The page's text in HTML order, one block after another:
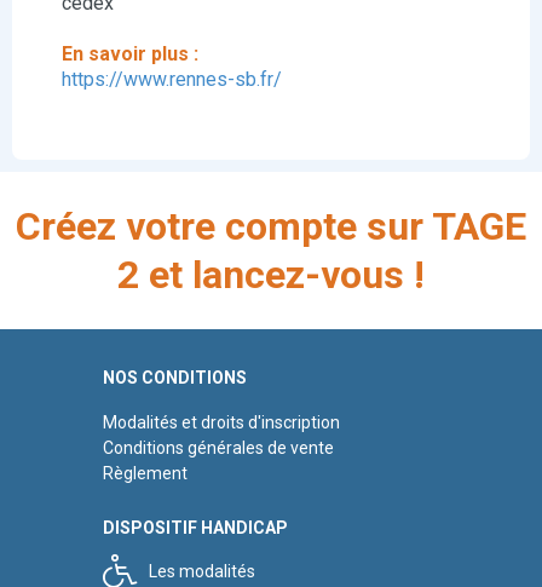
En savoir plus :
https://www.rennes-sb.fr/
Créez votre compte sur TAGE
2 et lancez-vous !
NOS CONDITIONS
Modalités et droits d'inscription
Conditions générales de vente
Règlement
DISPOSITIF HANDICAP
Les modalités